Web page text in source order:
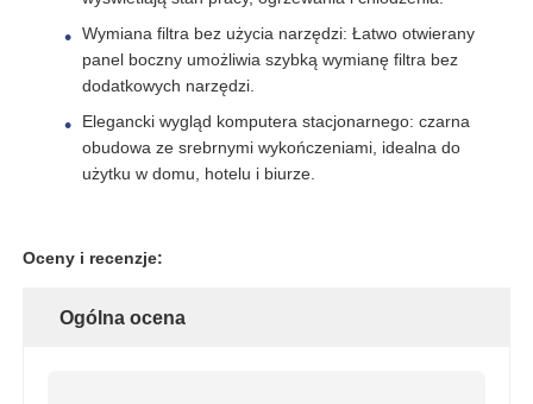
Zbiornik ciśnieniowy FRP
Zbiornik solanki do zmiękczacza wody
Wymiana filtra bez użycia narzędzi: Łatwo otwierany
panel boczny umożliwia szybką wymianę filtra bez
dodatkowych narzędzi.
Elegancki wygląd komputera stacjonarnego: czarna
obudowa ze srebrnymi wykończeniami, idealna do
użytku w domu, hotelu i biurze.
Oceny i recenzje:
Ogólna ocena